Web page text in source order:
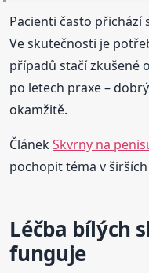
Pacienti často přichází
Ve skutečnosti je
případů stačí zkušené
po letech praxe –
okamžitě.
ČlánekSkvrny na
pochopit téma v
Léčba bílých
funguje